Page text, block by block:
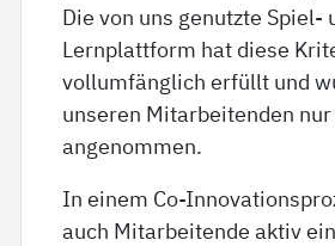
Die von uns genutzte Spiel-
Lernplattform hat diese
vollumfänglich erfüllt und
unseren Mitarbeitenden
angenommen.
In einem Co-
auch Mitarbeitende aktiv